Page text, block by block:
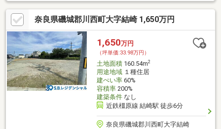
奈良県磯城郡川西町大字結崎 1,650万円
1,650万円
（坪単価:33.98万円）
土地面積160.54m2
用途地域１種住居
建ぺい率60%
容積率200%
建築条件なし
近鉄橿原線 結崎駅 徒歩6分
奈良県磯城郡川西町大字結崎